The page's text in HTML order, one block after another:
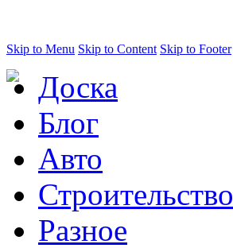
Skip to Menu Skip to Content Skip to Footer
Доска
Блог
Авто
Строительство
Разное